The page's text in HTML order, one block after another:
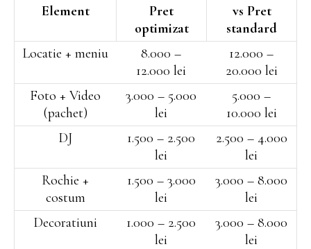
Element
Pret
optimizat
vs Pret
standard
Locatie + meniu
8.000 –
12.000 lei
12.000 –
20.000 lei
Foto + Video
(pachet)
3.000 – 5.000
lei
5.000 –
10.000 lei
DJ
1.500 – 2.500
lei
2.500 – 4.000
lei
Rochie +
costum
1.500 – 3.000
lei
3.000 – 8.000
lei
Decoratiuni
1.000 – 2.500
lei
3.000 – 8.000
lei